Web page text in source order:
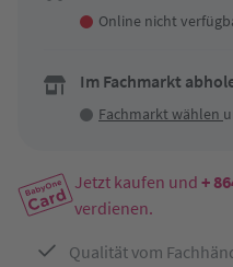
Online nicht
Im Fachmarkt
Fachmarkt wählen
Jetzt kaufen und +
verdienen.
Qualität vom